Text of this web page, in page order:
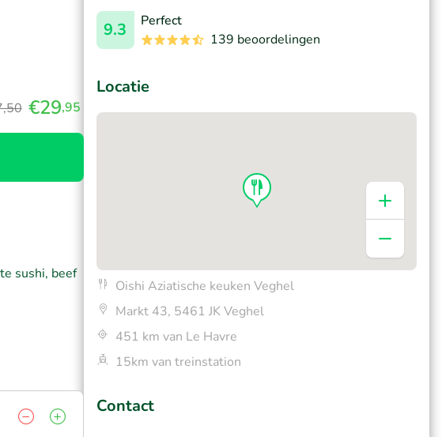
€29,95
sushi, beef
9.3
Perfect
139 beoordelingen
Locatie
Oishi Aziatische keuken Veghel
Markt 43, 5461 JK Veghel
451 km van Le Havre
15km van treinstation
Contact